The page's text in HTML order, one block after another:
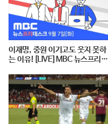
이재명, 중원 이기고도 웃지 못하
는 이유![LIVE]MBC 뉴스프리데